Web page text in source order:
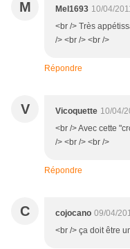
M Mel1693 10/04/
<br /> Très
/> <br /> <br />
Répondre
V Vicoquette 10/04/
<br /> Avec cette
/> <br /> <br />
Répondre
C cojocano 09/04/
<br /> ça doit être